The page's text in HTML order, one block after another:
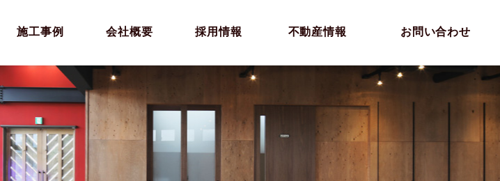
施工事例 会社概要 採用情報 不動産情報 お問い合わせ